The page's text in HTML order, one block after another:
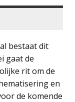
bestaat dit
gaat de
rit om de
en
de komende